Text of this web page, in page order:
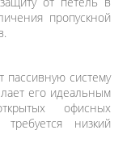
пропускной
пассивную систему
его идеальным
офисных
низкий